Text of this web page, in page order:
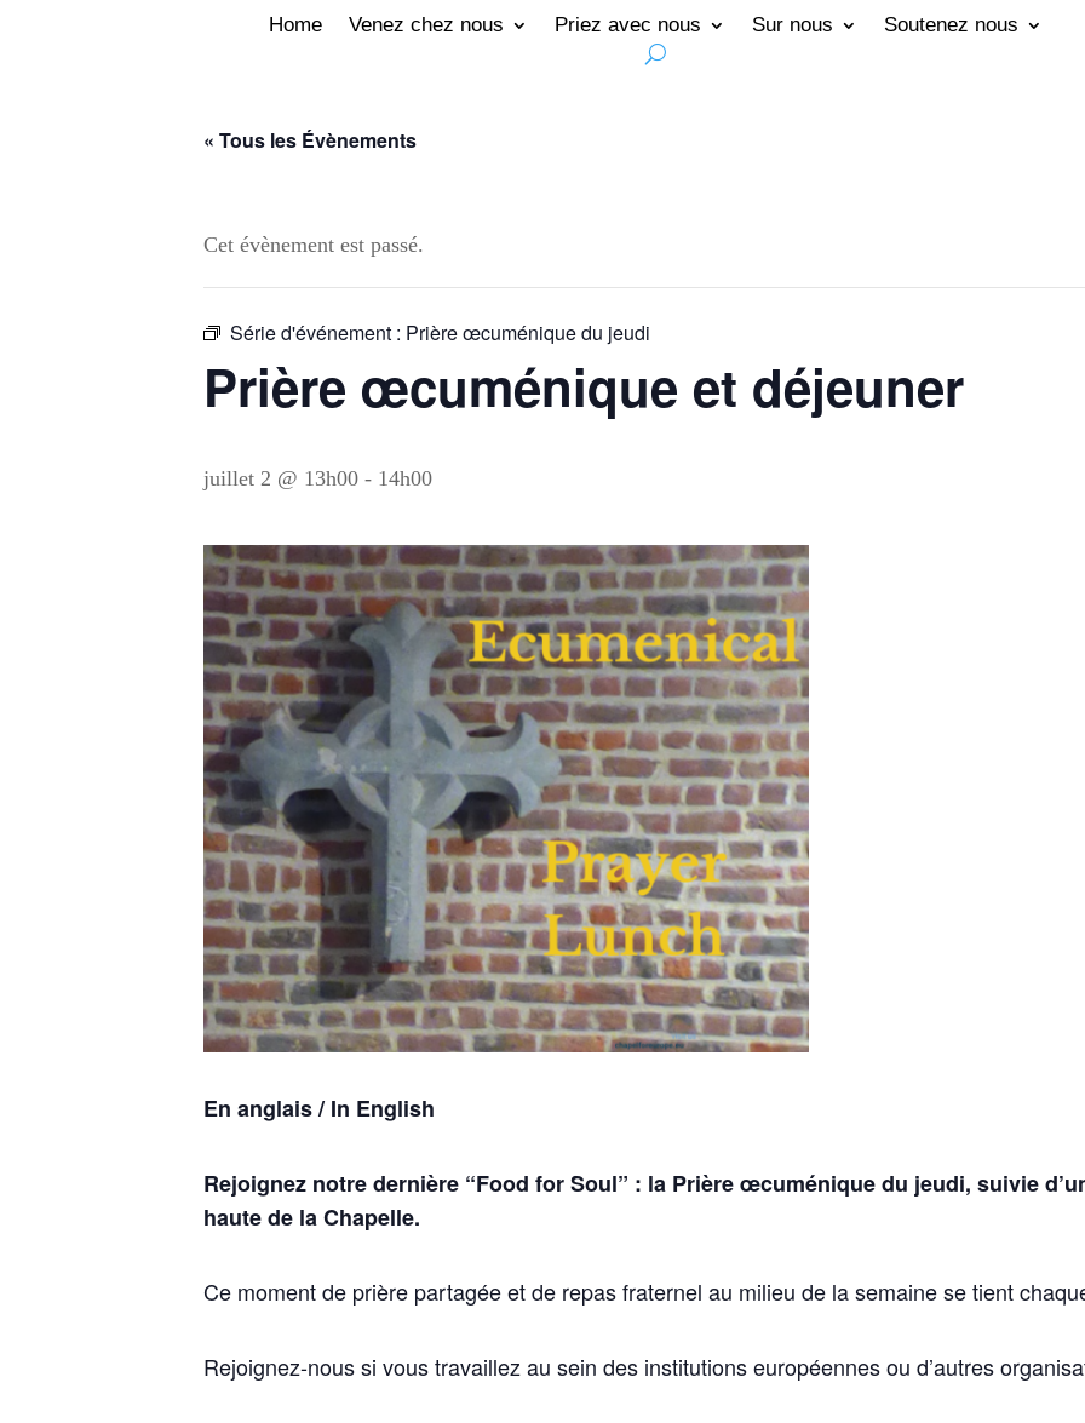
Home Venez chez nous Priez avec nous Sur nous Soutenez nous
« Tous les Évènements
Cet évènement est passé.
Série d'événement : Prière œcuménique du jeudi
Prière œcuménique et déjeuner
juillet 2 @ 13h00 - 14h00
En anglais / In English
Rejoignez notre dernière “Food for Soul” : la Prière œcuménique du jeudi, suivie
haute de la Chapelle.
Ce moment de prière partagée et de repas fraternel au milieu de la semaine se tient
Rejoignez-nous si vous travaillez au sein des institutions européennes ou d’autres